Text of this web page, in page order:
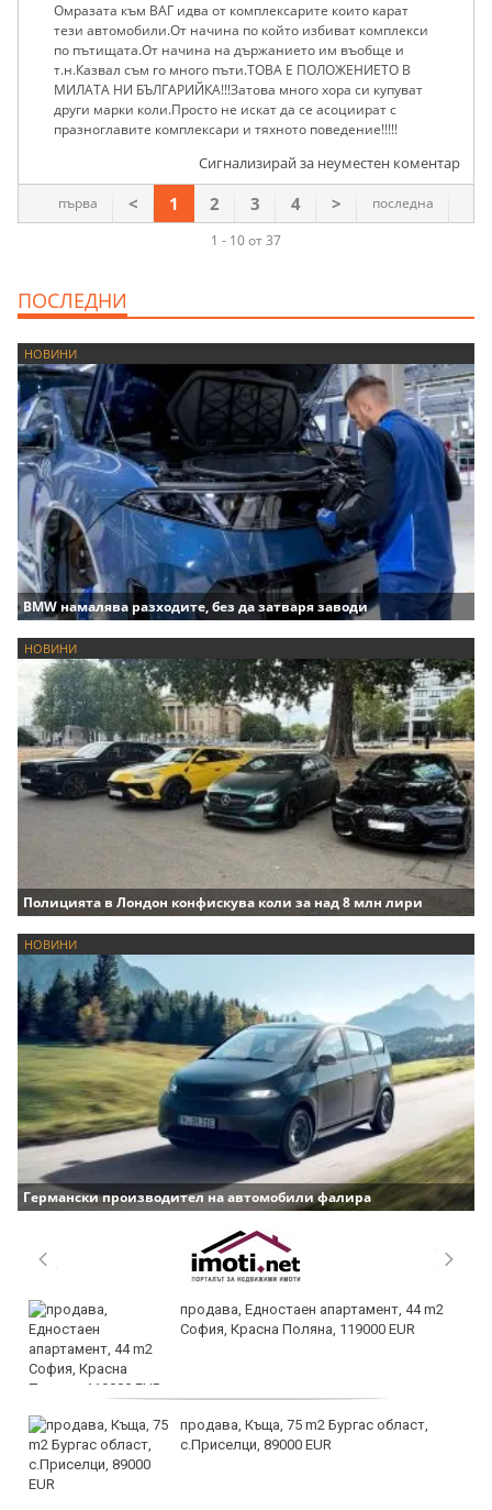
Омразата към ВАГ идва от комплексарите които карат
тези автомобили.От начина по който избиват комплекси
по пътищата.От начина на държанието им въобще и
т.н.Казвал съм го много пъти.ТОВА Е ПОЛОЖЕНИЕТО В
МИЛАТА НИ БЪЛГАРИЙКА!!!Затова много хора си купуват
други марки коли.Просто не искат да се асоциират с
празноглавите комплексари и тяхното поведение!!!!!
Сигнализирай за неуместен коментар
1 - 10 от 37
първа < 1 2 3 4 > последна
ПОСЛЕДНИ
НОВИНИ
BMW намалява разходите, без да затваря заводи
НОВИНИ
Полицията в Лондон конфискува коли за над 8 млн лири
НОВИНИ
Германски производител на автомобили фалира
продава, Едностаен апартамент, 44 m2
София, Красна Поляна, 119000 EUR
продава, Къща, 75 m2 Бургас област,
с.Приселци, 89000 EUR